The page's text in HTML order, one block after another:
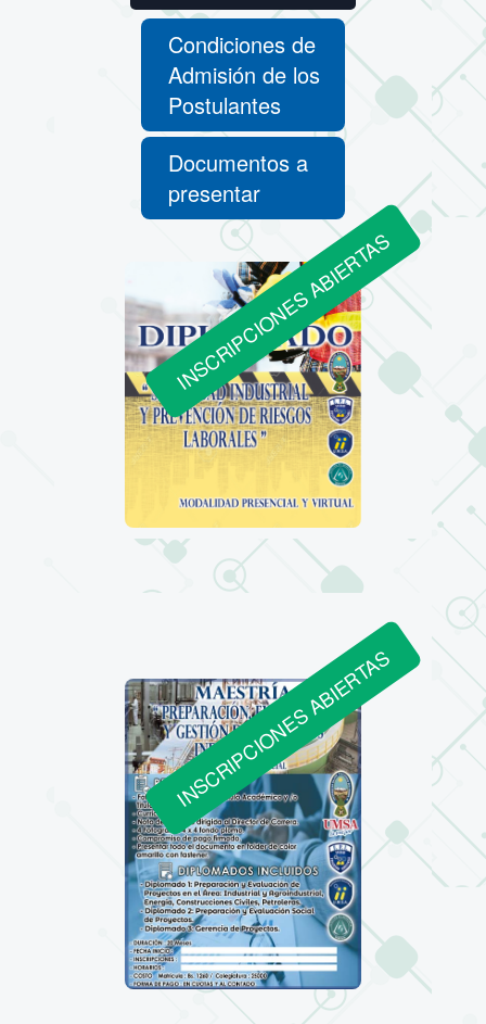
Condiciones de
Admisión de los
Postulantes
Documentos a
presentar
INSCRIPCIONES ABIERTAS
INSCRIPCIONES ABIERTAS